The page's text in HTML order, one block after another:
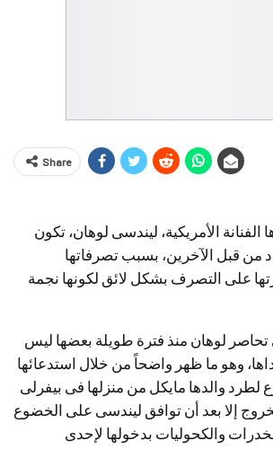
Share
الفنانة الأمريكية، ليندسى لوهان، تكون
من قبل الآخرين، بسبب تصرفاتها
على التصرف بشكل لائق لكونها نجمة
تحاصر لوهان منذ فترة طويلة بعضها ليس
وهو ما ظهر واضحاً من خلال استدعائها
لطرد والدها مايكل من منزلها فى بيفرلى
إلا بعد أن توافق ليندسى على الخضوع
والكحوليات بدخولها لإحدى